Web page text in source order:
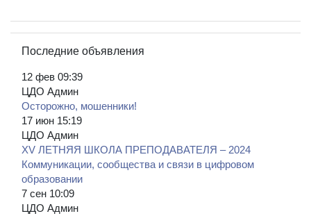
Последние объявления
12 фев 09:39
ЦДО Админ
Осторожно, мошенники!
17 июн 15:19
ЦДО Админ
XV ЛЕТНЯЯ ШКОЛА ПРЕПОДАВАТЕЛЯ – 2024
Коммуникации, сообщества и связи в цифровом
образовании
7 сен 10:09
ЦДО Админ